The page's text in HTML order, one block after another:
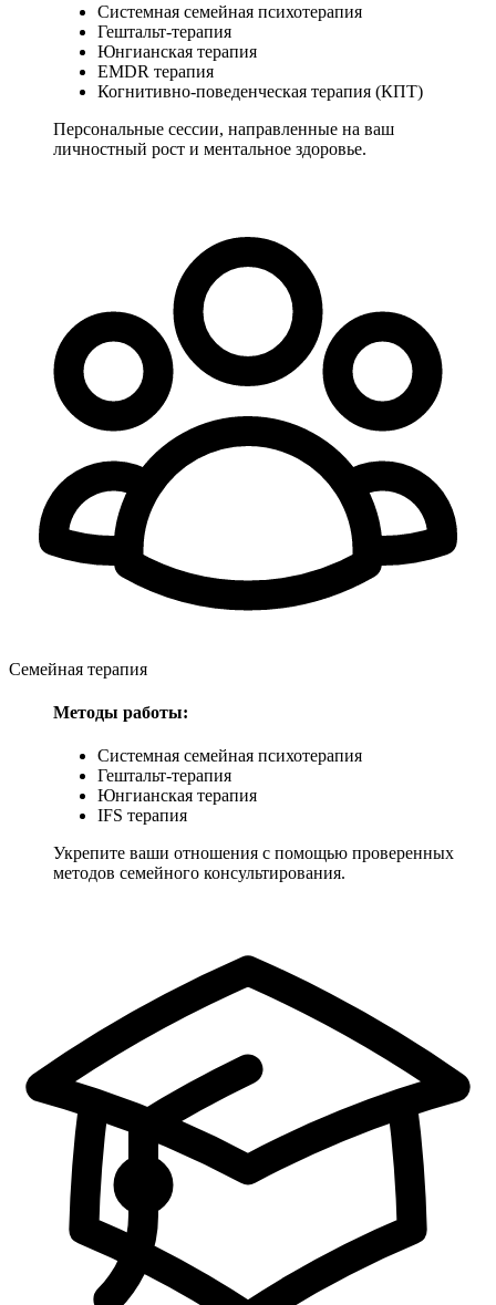
Системная семейная психотерапия
Гештальт-терапия
Юнгианская терапия
EMDR терапия
Когнитивно-поведенческая терапия (КПТ)
Персональные сессии, направленные на ваш
личностный рост и ментальное здоровье.
Семейная терапия
Методы работы:
Системная семейная психотерапия
Гештальт-терапия
Юнгианская терапия
IFS терапия
Укрепите ваши отношения с помощью проверенных
методов семейного консультирования.